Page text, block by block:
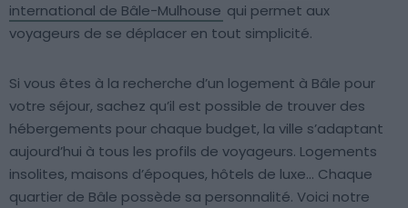
international de Bâle-Mulhouse qui permet aux
voyageurs de se déplacer en tout simplicité.
Si vous êtes à la recherche d’un logement à Bâle pour
votre séjour, sachez qu’il est possible de trouver des
hébergements pour chaque budget, la ville s’adaptant
aujourd’hui à tous les profils de voyageurs. Logements
insolites, maisons d’époques, hôtels de luxe… Chaque
quartier de Bâle possède sa personnalité. Voici notre